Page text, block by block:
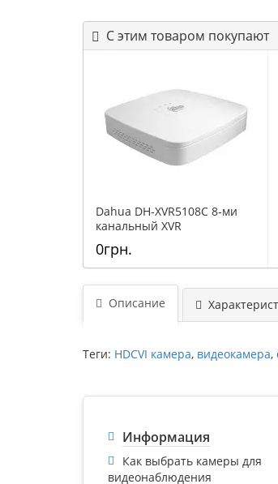
С этим товаром покупают
Dahua DH-XVR5108C 8-ми
канальный XVR
видеорегистратор
0грн.
Описание
Теги: HDCVI камера, видеокамера,
Информация
Как выбрать камеры для
видеонаблюдения